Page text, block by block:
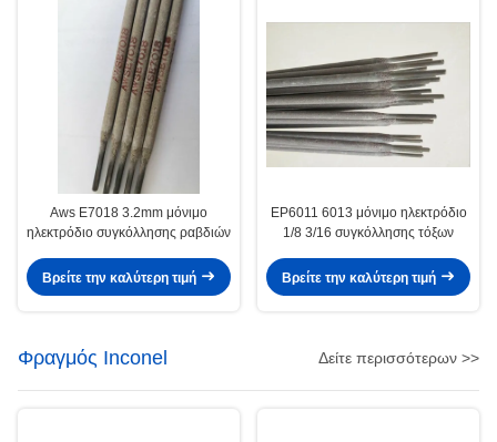
Aws E7018 3.2mm μόνιμο
ηλεκτρόδιο συγκόλλησης ραβδιών
Βρείτε την καλύτερη τιμή
EP6011 6013 μόνιμο ηλεκτρόδιο
1/8 3/16 συγκόλλησης τόξων
Βρείτε την καλύτερη τιμή
Φραγμός Inconel Δείτε περισσότερων >>